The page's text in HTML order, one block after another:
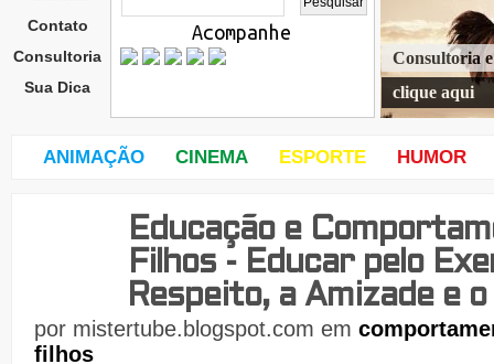
Contato
Consultoria
Sua Dica
Acompanhe
Consultoria
clique aqui
ANIMAÇÃO CINEMA ESPORTE HUMOR
Educação e
Filhos - Educar pelo
Respeito, a Amizade e
por mistertube.blogspot.com em
filhos